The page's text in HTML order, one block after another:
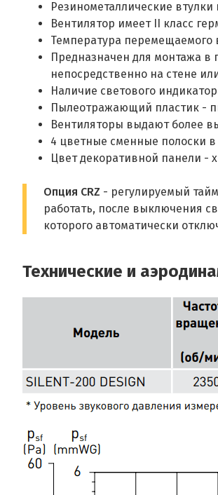
Резинометаллические
Вентилятор имеет II класс
Температура перемещаемого
Предназначен для монтажа в
непосредственно на стене
Наличие светового
Пылеотражающий пластик -
Вентиляторы выдают более
4 цветные сменные полоски в
Цвет декоративной панели -
Опция CRZ - регулируемый
работать, после выключения
которого автоматически
Технические и